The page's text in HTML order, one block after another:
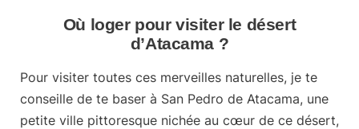
Où loger pour visiter le désert
d’Atacama ?
Pour visiter toutes ces merveilles naturelles, je te
conseille de te baser à San Pedro de Atacama, une
petite ville pittoresque nichée au cœur de ce désert,